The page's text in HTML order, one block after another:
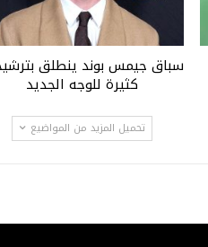
سباق جيمس بوند ينطلق
كثيرة للوجه الجديد
تحميل المزيد من المواضيع